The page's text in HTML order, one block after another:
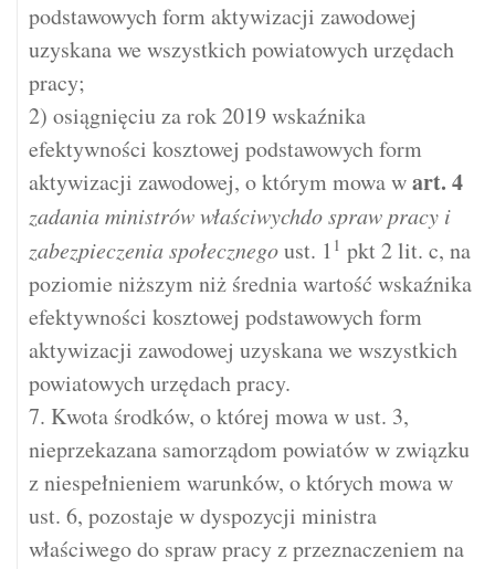
podstawowych form aktywizacji zawodowej
uzyskana we wszystkich powiatowych urzędach
pracy;
2) osiągnięciu za rok 2019 wskaźnika
efektywności kosztowej podstawowych form
aktywizacji zawodowej, o którym mowa wart. 4
zadania ministrów właściwychdo spraw pracy i
zabezpieczenia społecznegoust. 1 1 pkt 2 lit. c, na
poziomie niższym niż średnia wartość wskaźnika
efektywności kosztowej podstawowych form
aktywizacji zawodowej uzyskana we wszystkich
powiatowych urzędach pracy.
7. Kwota środków, o której mowa w ust. 3,
nieprzekazana samorządom powiatów w związku
z niespełnieniem warunków, o których mowa w
ust. 6, pozostaje w dyspozycji ministra
właściwego do spraw pracy z przeznaczeniem na